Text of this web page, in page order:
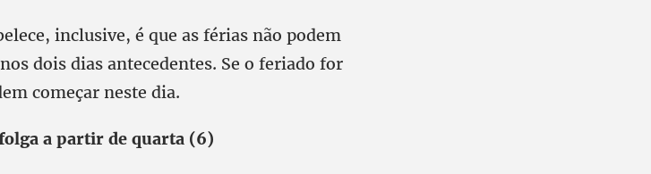
inclusive, é que as férias não podem
dois dias antecedentes. Se o feriado for
começar neste dia.
a partir de quarta (6)